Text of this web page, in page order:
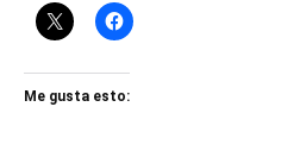
Me gusta esto: